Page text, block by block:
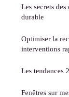
Les secrets
durable
Optimiser la
interventions
Les tendances
Fenêtres sur